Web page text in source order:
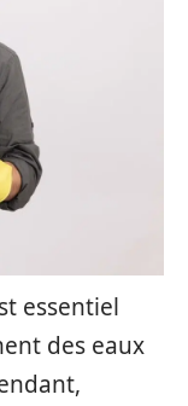
essentiel
des eaux